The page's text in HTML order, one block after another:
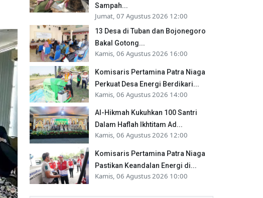
Sampah...
Jumat, 07 Agustus 2026 12:00
13 Desa di Tuban dan Bojonegoro
Bakal Gotong...
Kamis, 06 Agustus 2026 16:00
Komisaris Pertamina Patra Niaga
Perkuat Desa Energi Berdikari...
Kamis, 06 Agustus 2026 14:00
Al-Hikmah Kukuhkan 100 Santri
Dalam Haflah Ikhtitam Ad...
Kamis, 06 Agustus 2026 12:00
Komisaris Pertamina Patra Niaga
Pastikan Keandalan Energi di...
Kamis, 06 Agustus 2026 10:00